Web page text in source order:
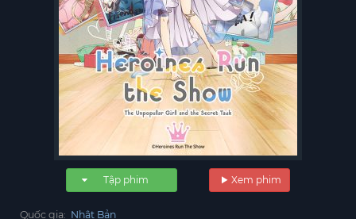
Xem phim
Tập phim
Quốc gia: Nhật Bản